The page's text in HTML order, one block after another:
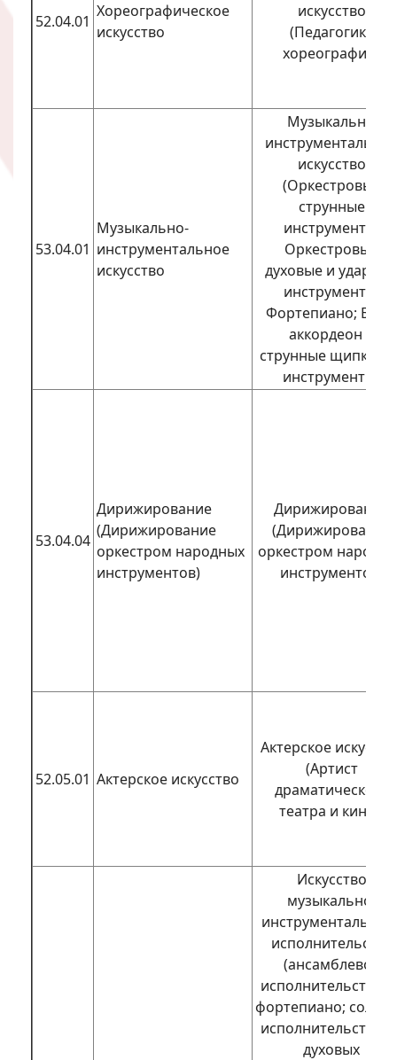
52.04.01
Хореографическое
искусство
искусство
(Педагогика
хореографии)
53.04.01
Музыкально-
инструментальное
искусство
Музыкально-
инструментальное
искусство
(Оркестровые
струнные
инструменты;
Оркестровые
духовые и ударные
инструменты;
Фортепиано; Баян,
аккордеон и
струнные
инструменты)
53.04.04
Дирижирование
(Дирижирование
оркестром народных
инструментов)
Дирижирование
(Дирижирование
оркестром
инструментов)
52.05.01 Актерское искусство
Актерское
(Артист
драматического
театра и кино)
Искусство
музыкально-
исполнительства
(ансамблевое
исполнительство
фортепиано;
исполнительство
духовых